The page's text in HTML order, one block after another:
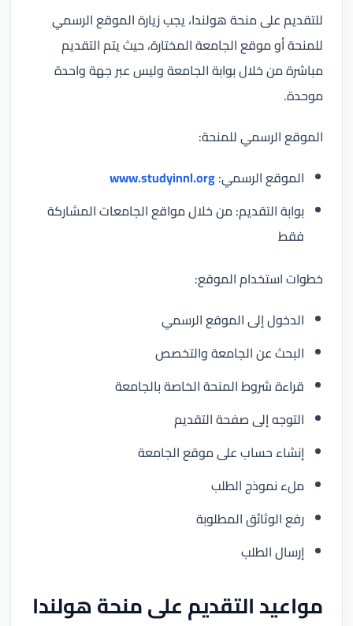
للتقديم على منحة هولندا، يجب زيارة الموقع الرسمي
للمنحة أو موقع الجامعة المختارة، حيث يتم التقديم
مباشرة من خلال بوابة الجامعة وليس عبر جهة واحدة
موحدة.
الموقع الرسمي للمنحة:
الموقع الرسمي:www.studyinnl.org
بوابة التقديم: من خلال مواقع الجامعات المشاركة
فقط
خطوات استخدام الموقع:
الدخول إلى الموقع الرسمي
البحث عن الجامعة والتخصص
قراءة شروط المنحة الخاصة بالجامعة
التوجه إلى صفحة التقديم
إنشاء حساب على موقع الجامعة
ملء نموذج الطلب
رفع الوثائق المطلوبة
إرسال الطلب
مواعيد التقديم على منحة هولندا